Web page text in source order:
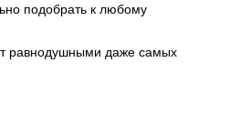
подобрать к любому
равнодушными даже самых